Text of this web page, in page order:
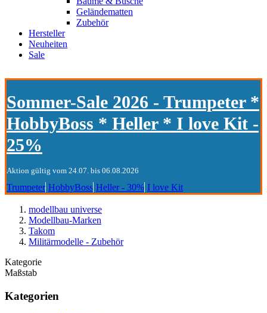
Geländematten
Zubehör
Hersteller
Neuheiten
Sale
Sommer-Sale 2026 - Trumpeter *
HobbyBoss * Heller * I love Kit -
25%
Aktion gültig vom 24.07. bis 06.08.2026
Trumpeter HobbyBoss Heller - 30% I love Kit
modellbau universe
Modellbau-Marken
Takom
Militärmodelle - Zubehör
Kategorie
Maßstab
Kategorien